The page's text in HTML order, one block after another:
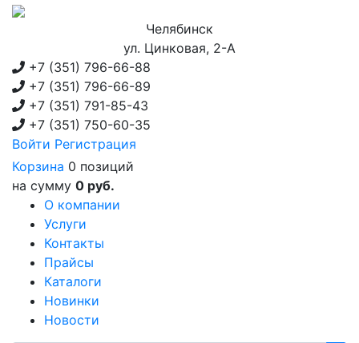
Челябинск
ул. Цинковая, 2-А
+7 (351) 796-66-88
+7 (351) 796-66-89
+7 (351) 791-85-43
+7 (351) 750-60-35
Войти Регистрация
Корзина 0 позиций
на сумму 0 руб.
О компании
Услуги
Контакты
Прайсы
Каталоги
Новинки
Новости